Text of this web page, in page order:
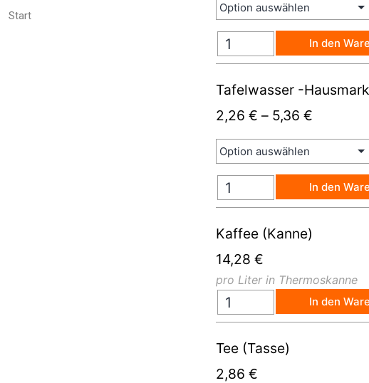
Start
In den
Tafelwasser -
2,26 € – 5,36 €
In den
Kaffee (Kanne)
14,28 €
pro Liter in Thermoskanne
In den
Tee (Tasse)
2,86 €